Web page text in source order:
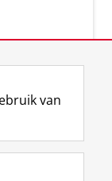
I
n
Y
o
van